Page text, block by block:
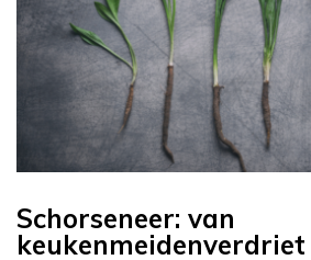
Schorseneer: van